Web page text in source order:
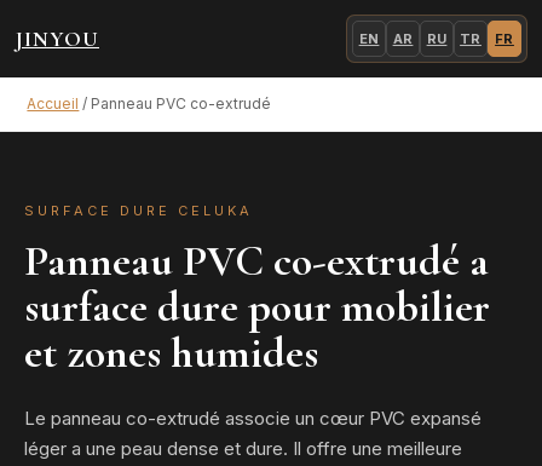
JINYOU EN AR RU TR FR
Accueil / Panneau PVC co-extrudé
SURFACE DURE CELUKA
Panneau PVC co-extrudé a
surface dure pour mobilier
et zones humides
Le panneau co-extrudé associe un cœur PVC expansé
léger a une peau dense et dure. Il offre une meilleure